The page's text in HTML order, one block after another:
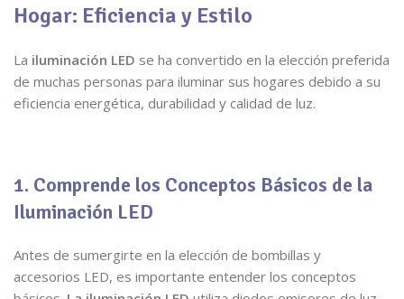
Hogar: Eficiencia y Estilo
La iluminación LED se ha convertido en la elección preferida
de muchas personas para iluminar sus hogares debido a su
eficiencia energética, durabilidad y calidad de luz.
1. Comprende los Conceptos Básicos de la
Iluminación LED
Antes de sumergirte en la elección de bombillas y
accesorios LED, es importante entender los conceptos